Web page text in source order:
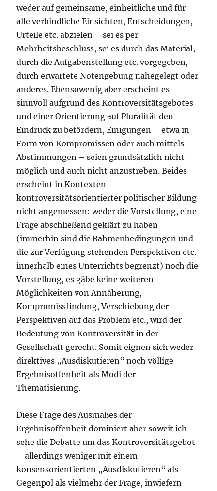
weder auf gemeinsame, einheitliche und für
alle verbindliche Einsichten, Entscheidungen,
Urteile etc. abzielen – sei es per
Mehrheitsbeschluss, sei es durch das Material,
durch die Aufgabenstellung etc. vorgegeben,
durch erwartete Notengebung nahegelegt oder
anderes. Ebensowenig aber erscheint es
sinnvoll aufgrund des Kontroversitätsgebotes
und einer Orientierung auf Pluralität den
Eindruck zu befördern, Einigungen – etwa in
Form von Kompromissen oder auch mittels
Abstimmungen – seien grundsätzlich nicht
möglich und auch nicht anzustreben. Beides
erscheint in Kontexten
kontroversitätsorientierter politischer Bildung
nicht angemessen: weder die Vorstellung, eine
Frage abschließend geklärt zu haben
(immerhin sind die Rahmenbedingungen und
die zur Verfügung stehenden Perspektiven etc.
innerhalb eines Unterrichts begrenzt) noch die
Vorstellung, es gäbe keine weiteren
Möglichkeiten von Annäherung,
Kompromissfindung, Verschiebung der
Perspektiven auf das Problem etc., wird der
Bedeutung von Kontroversität in der
Gesellschaft gerecht. Somit eignen sich weder
direktives „Ausdiskutieren“ noch völlige
Ergebnisoffenheit als Modi der
Thematisierung.
Diese Frage des Ausmaßes der
Ergebnisoffenheit dominiert aber soweit ich
sehe die Debatte um das Kontroversitätsgebot
– allerdings weniger mit einem
konsensorientierten „Ausdiskutieren“ als
Gegenpol als vielmehr der Frage, inwiefern